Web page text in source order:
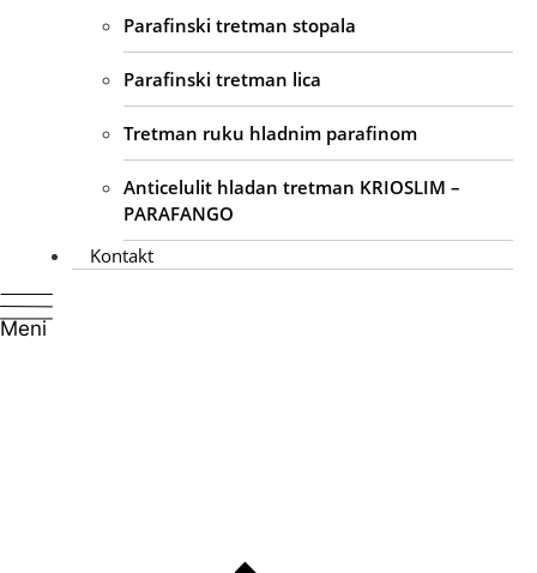
Parafinski tretman stopala
Parafinski tretman lica
Tretman ruku hladnim parafinom
Anticelulit hladan tretman KRIOSLIM –
PARAFANGO
Kontakt